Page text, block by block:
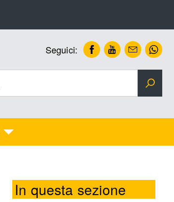
Seguici: Facebook
Youtube
In questa sezione